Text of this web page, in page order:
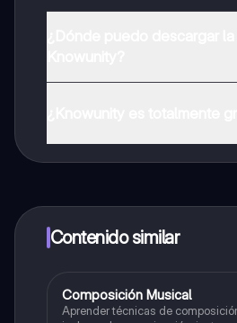
a determinadas funciones.
Contenido similar
Artes
Composición Musical
Aprender técnicas de